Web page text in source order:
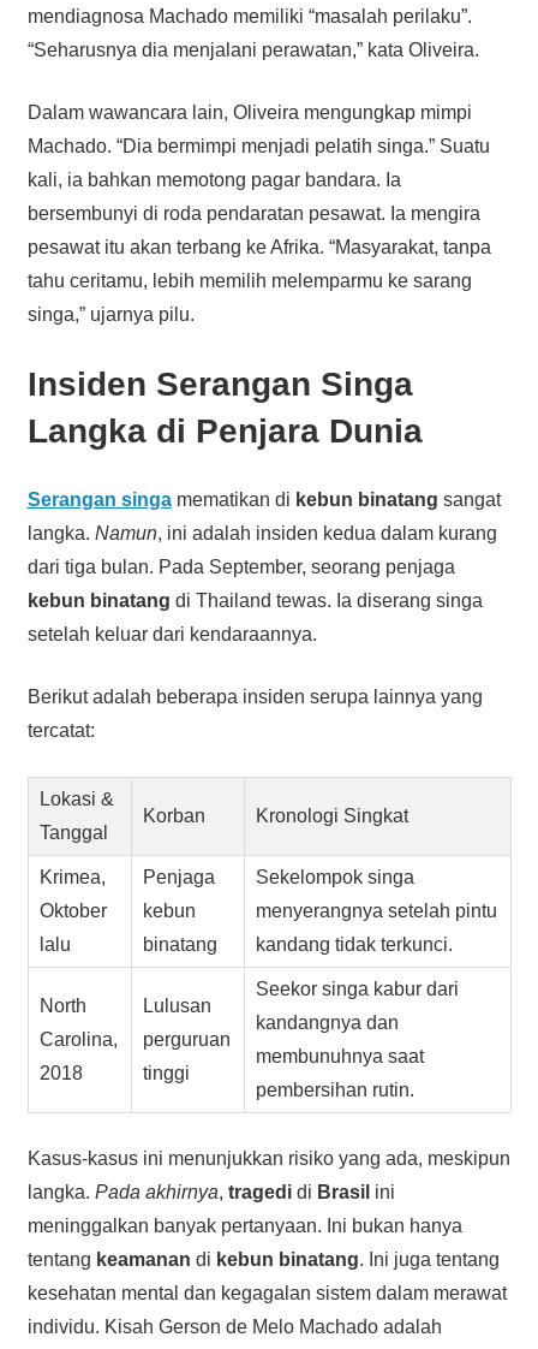
mendiagnosa Machado memiliki “masalah perilaku”.
“Seharusnya dia menjalani perawatan,” kata Oliveira.
Dalam wawancara lain, Oliveira mengungkap mimpi
Machado. “Dia bermimpi menjadi pelatih singa.” Suatu
kali, ia bahkan memotong pagar bandara. Ia
bersembunyi di roda pendaratan pesawat. Ia mengira
pesawat itu akan terbang ke Afrika. “Masyarakat, tanpa
tahu ceritamu, lebih memilih melemparmu ke sarang
singa,” ujarnya pilu.
Insiden Serangan Singa
Langka di Penjara Dunia
Serangan singamematikan di kebun binatang sangat
langka. Namun, ini adalah insiden kedua dalam kurang
dari tiga bulan. Pada September, seorang penjaga
kebun binatang di Thailand tewas. Ia diserang singa
setelah keluar dari kendaraannya.
Berikut adalah beberapa insiden serupa lainnya yang
tercatat:
Lokasi &
Tanggal
Korban Kronologi Singkat
Krimea,
Oktober
lalu
Penjaga
kebun
binatang
Sekelompok singa
menyerangnya setelah pintu
kandang tidak terkunci.
North
Carolina,
2018
Lulusan
perguruan
tinggi
Seekor singa kabur dari
kandangnya dan
membunuhnya saat
pembersihan rutin.
Kasus-kasus ini menunjukkan risiko yang ada, meskipun
langka. Pada akhirnya, tragedidi Brasil ini
meninggalkan banyak pertanyaan. Ini bukan hanya
tentang keamanan di kebun binatang. Ini juga tentang
kesehatan mental dan kegagalan sistem dalam merawat
individu. Kisah Gerson de Melo Machado adalah